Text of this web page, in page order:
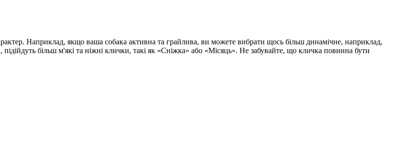
Наприклад, якщо ваша собака активна та грайлива, ви можете вибрати щось більш динамічне, наприклад,
більш м'які та ніжні клички, такі як «Сніжка» або «Місяць». Не забувайте, що кличка повинна бути